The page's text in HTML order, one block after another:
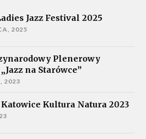
Jazz Festival 2025
2025
Plenerowy
na Starówce”
2023
Kultura Natura 2023